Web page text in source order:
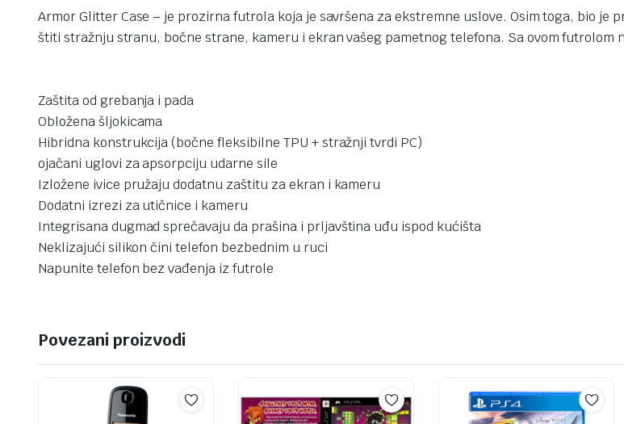
Armor Glitter Case – je prozirna futrola koja je savršena za ekstremne uslove. Osim toga, bio
štiti stražnju stranu, bočne strane, kameru i ekran vašeg pametnog telefona. Sa ovom futrolom
Zaštita od grebanja i pada
Obložena šljokicama
Hibridna konstrukcija (bočne fleksibilne TPU + stražnji tvrdi PC)
ojačani uglovi za apsorpciju udarne sile
Izložene ivice pružaju dodatnu zaštitu za ekran i kameru
Dodatni izrezi za utičnice i kameru
Integrisana dugmad sprečavaju da prašina i prljavština uđu ispod kućišta
Neklizajući silikon čini telefon bezbednim u ruci
Napunite telefon bez vađenja iz futrole
Povezani proizvodi